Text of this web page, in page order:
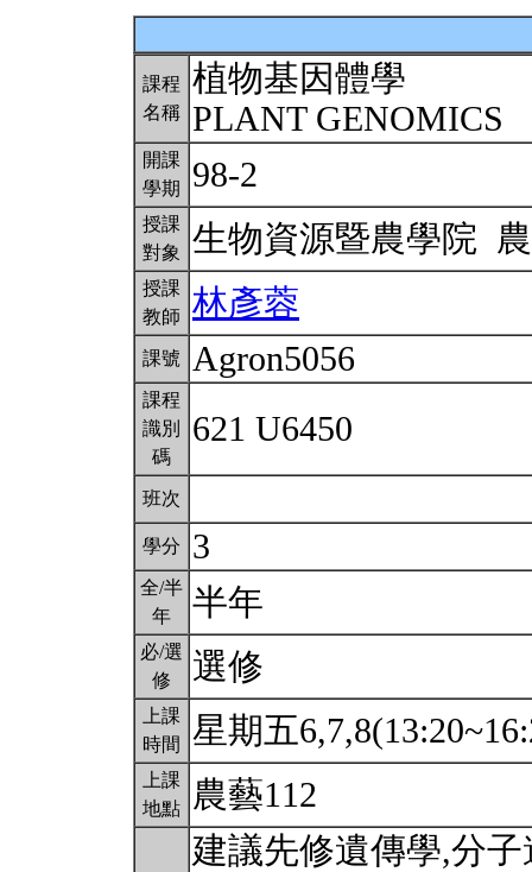
課程
名稱
植物基因體學
PLANT GENOMICS
開課
學期
98-2
授課
對象
生物資源暨農學院
授課
教師
林彥蓉
課號 Agron5056
課程
識別
碼
621 U6450
班次
學分 3
全/半
年
半年
必/選
修
選修
上課
時間
星期五
上課
地點
農藝112
建議先修遺傳學,分